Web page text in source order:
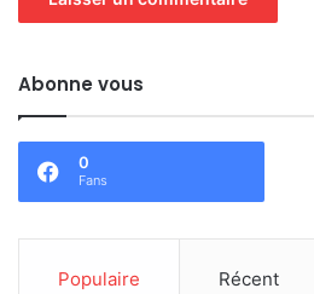
Abonne vous
0
Fans
Populaire Récent